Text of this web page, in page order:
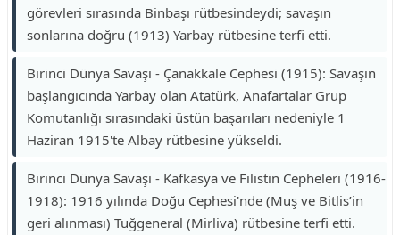
görevleri sırasında Binbaşı rütbesindeydi; savaşın
sonlarına doğru (1913) Yarbay rütbesine terfi etti.
Birinci Dünya Savaşı - Çanakkale Cephesi (1915): Savaşın
başlangıcında Yarbay olan Atatürk, Anafartalar Grup
Komutanlığı sırasındaki üstün başarıları nedeniyle 1
Haziran 1915'te Albay rütbesine yükseldi.
Birinci Dünya Savaşı - Kafkasya ve Filistin Cepheleri (1916-
1918): 1916 yılında Doğu Cephesi'nde (Muş ve Bitlis’in
geri alınması) Tuğgeneral (Mirliva) rütbesine terfi etti.